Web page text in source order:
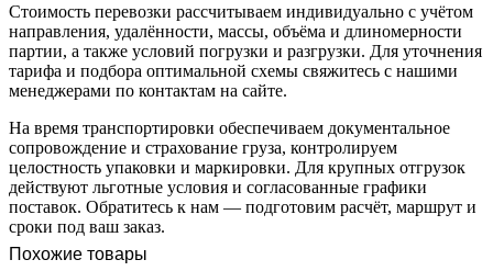
Стоимость перевозки рассчитываем индивидуально с учётом
направления, удалённости, массы, объёма и длиномерности
партии, а также условий погрузки и разгрузки. Для уточнения
тарифа и подбора оптимальной схемы свяжитесь с нашими
менеджерами по контактам на сайте.
На время транспортировки обеспечиваем документальное
сопровождение и страхование груза, контролируем
целостность упаковки и маркировки. Для крупных отгрузок
действуют льготные условия и согласованные графики
поставок. Обратитесь к нам — подготовим расчёт, маршрут и
сроки под ваш заказ.
Похожие товары